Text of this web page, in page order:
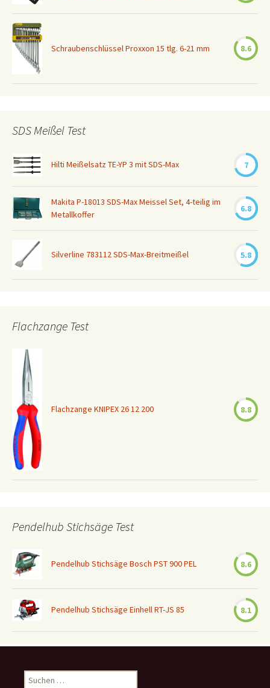
Schraubenschlüssel Proxxon 15 tlg. 6-21 mm 8.6
SDS Meißel Test
Hilti Meißelsatz TE-YP 3 mit SDS-Max 7
Makita P-18013 SDS-Max Meissel Set, 4-teilig im
Metallkoffer
6.8
Silverline 783112 SDS-Max-Breitmeißel 5.8
Flachzange Test
Flachzange KNIPEX 26 12 200 8.8
Pendelhub Stichsäge Test
Pendelhub Stichsäge Bosch PST 900 PEL 8.6
Pendelhub Stichsäge Einhell RT-JS 85 8.1
Suchen